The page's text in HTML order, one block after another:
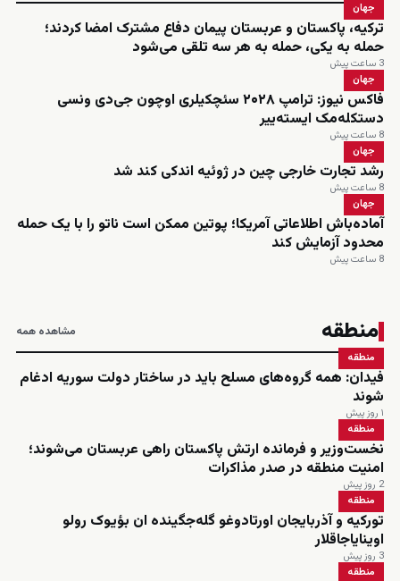
جهان
ترکیه، پاکستان و عربستان پیمان دفاع مشترک امضا کردند؛
حمله به یکی، حمله به هر سه تلقی می‌شود
3 ساعت پیش
جهان
فاکس نیوز: ترامپ ۲۰۲۸ سئچکیلری اوچون جی‌دی ونسی
دستکله‌مک ایسته‌ییر
8 ساعت پیش
جهان
رشد تجارت خارجی چین در ژوئیه اندکی کند شد
8 ساعت پیش
جهان
آماده‌باش اطلاعاتی آمریکا؛ پوتین ممکن است ناتو را با یک حمله
محدود آزمایش کند
8 ساعت پیش
منطقه مشاهده همه
منطقه
فیدان: همه گروه‌های مسلح باید در ساختار دولت سوریه ادغام
شوند
۱ روز پیش
منطقه
نخست‌وزیر و فرمانده ارتش پاکستان راهی عربستان می‌شوند؛
امنیت منطقه در صدر مذاکرات
2 روز پیش
منطقه
تورکیه و آذربایجان اورتادوغو گله‌جگینده ان بؤیوک رولو
اوینایاجاقلار
3 روز پیش
منطقه